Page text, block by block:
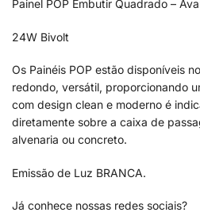
Painel POP Embutir Quadrado –
24W Bivolt
Os Painéis POP estão disponíveis
redondo, versátil, proporcionando
com design clean e moderno é
diretamente sobre a caixa de
alvenaria ou concreto.
Emissão de Luz BRANCA.
Já conhece nossas redes sociais?